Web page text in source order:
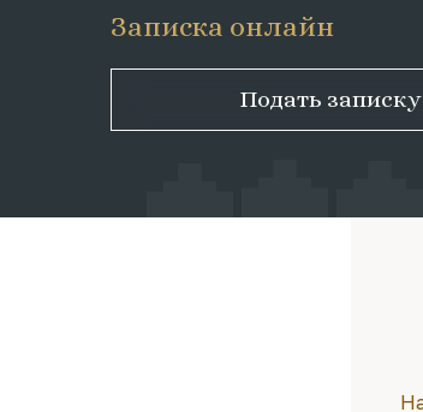
Подать записку
Записка онлайн